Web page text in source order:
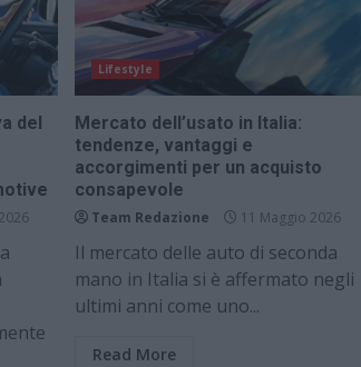
del
Lifestyle
Mercato dell’usato in Italia:
tendenze, vantaggi e
accorgimenti per un acquisto
consapevole
Team Redazione 11 Maggio 2026
Il mercato delle auto di seconda
mano in Italia si è affermato negli
ultimi anni come uno...
Read More